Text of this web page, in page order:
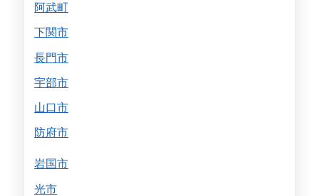
阿武町
下関市
長門市
宇部市
山口市
防府市
岩国市
光市